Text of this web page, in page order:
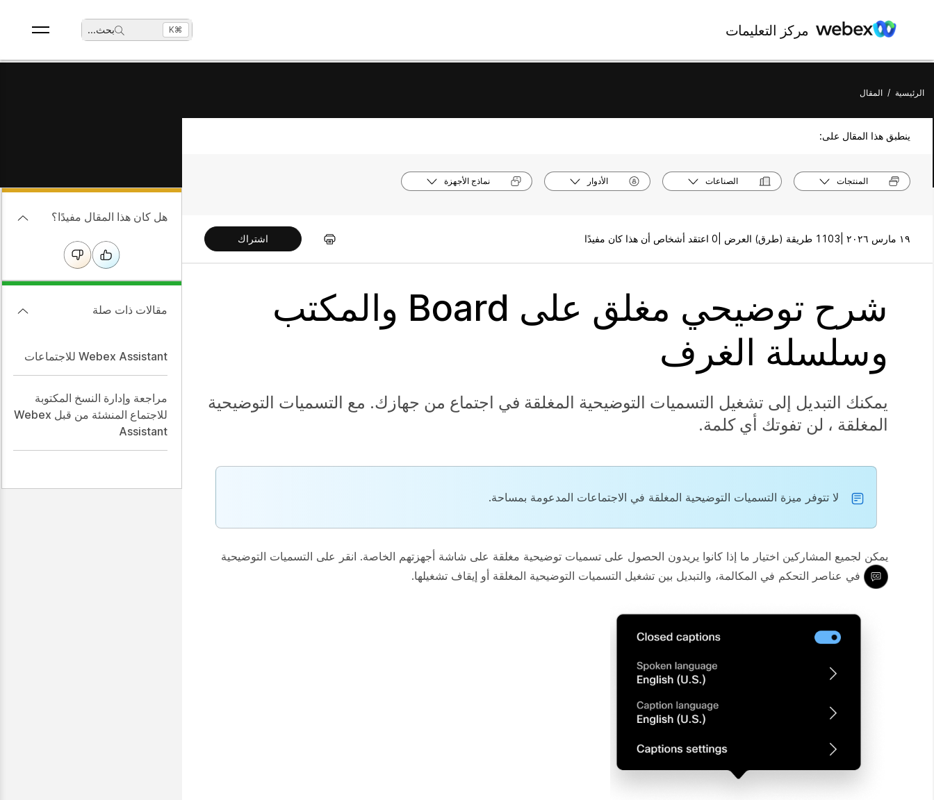
مركز التعليمات بحث... ⌘K
الرئيسية / المقال
ينطبق هذا المقال على:
المنتجات الصناعات الأدوار نماذج الأجهزة
١٩ مارس ٢٠٢٦ | 1103 طريقة (طرق) العرض | 0 اعتقد أشخاص أن هذا كان مفيدًا اشتراك
شرح توضيحي مغلق على Board والمكتب
وسلسلة الغرف
يمكنك التبديل إلى تشغيل التسميات التوضيحية المغلقة في اجتماع من جهازك. مع التسميات التوضيحية
المغلقة ، لن تفوتك أي كلمة.
لا تتوفر ميزة التسميات التوضيحية المغلقة في الاجتماعات المدعومة بمساحة.
يمكن لجميع المشاركين اختيار ما إذا كانوا يريدون الحصول على تسميات توضيحية مغلقة على شاشة أجهزتهم الخاصة. انقر على التسميات التوضيحية
في عناصر التحكم في المكالمة، والتبديل بين تشغيل التسميات التوضيحية المغلقة أو إيقاف تشغيلها.
هل كان هذا المقال مفيدًا؟
مقالات ذات صلة
Webex Assistant للاجتماعات
مراجعة وإدارة النسخ المكتوبة
للاجتماع المنشئة من قبل Webex
Assistant